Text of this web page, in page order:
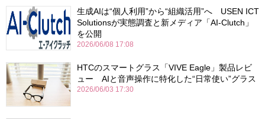
生成AIは“個人利用”から“組織活用”へ USEN ICT
Solutionsが実態調査と新メディア「AI-Clutch」
を公開
2026/06/08 17:08
HTCのスマートグラス「VIVE Eagle」製品レビ
ュー AIと音声操作に特化した“日常使い”グラス
2026/06/03 17:30